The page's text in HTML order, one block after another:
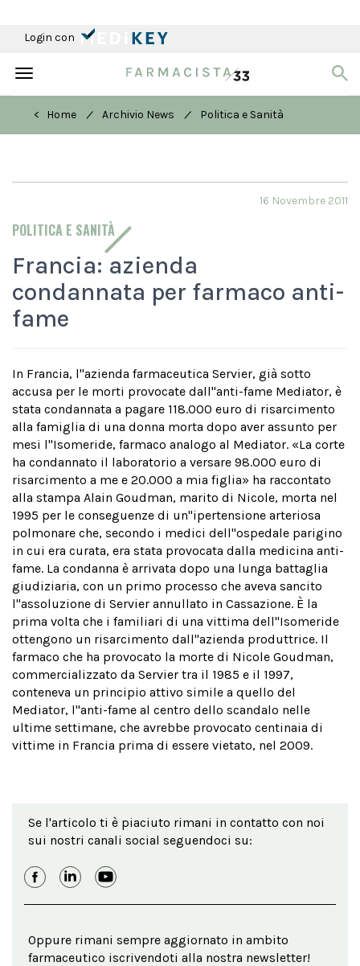
Login con
Toggle
< Home
/ Archivio News / Politica e Sanità
POLITICA E SANITÀ
16 Novembre 2011
Francia: azienda
condannata per farmaco anti-
fame
In Francia, l''azienda farmaceutica Servier, già sotto
accusa per le morti provocate dall''anti-fame Mediator, è
stata condannata a pagare 118.000 euro di risarcimento
alla famiglia di una donna morta dopo aver assunto per
mesi l''Isomeride, farmaco analogo al Mediator. «La corte
ha condannato il laboratorio a versare 98.000 euro di
risarcimento a me e 20.000 a mia figlia» ha raccontato
alla stampa Alain Goudman, marito di Nicole, morta nel
1995 per le conseguenze di un''ipertensione arteriosa
polmonare che, secondo i medici dell''ospedale parigino
in cui era curata, era stata provocata dalla medicina anti-
fame. La condanna è arrivata dopo una lunga battaglia
giudiziaria, con un primo processo che aveva sancito
l''assoluzione di Servier annullato in Cassazione. È la
prima volta che i familiari di una vittima dell''Isomeride
ottengono un risarcimento dall''azienda produttrice. Il
farmaco che ha provocato la morte di Nicole Goudman,
commercializzato da Servier tra il 1985 e il 1997,
conteneva un principio attivo simile a quello del
Mediator, l''anti-fame al centro dello scandalo nelle
ultime settimane, che avrebbe provocato centinaia di
vittime in Francia prima di essere vietato, nel 2009.
Se l'articolo ti è piaciuto rimani in contatto con noi
sui nostri canali social seguendoci su:
Oppure rimani sempre aggiornato in ambito
farmaceutico iscrivendoti alla nostra newsletter!